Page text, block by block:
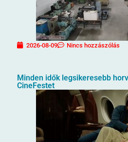
2026-08-09 Nincs hozzászólás
Minden idők legsikeresebb
CineFestet